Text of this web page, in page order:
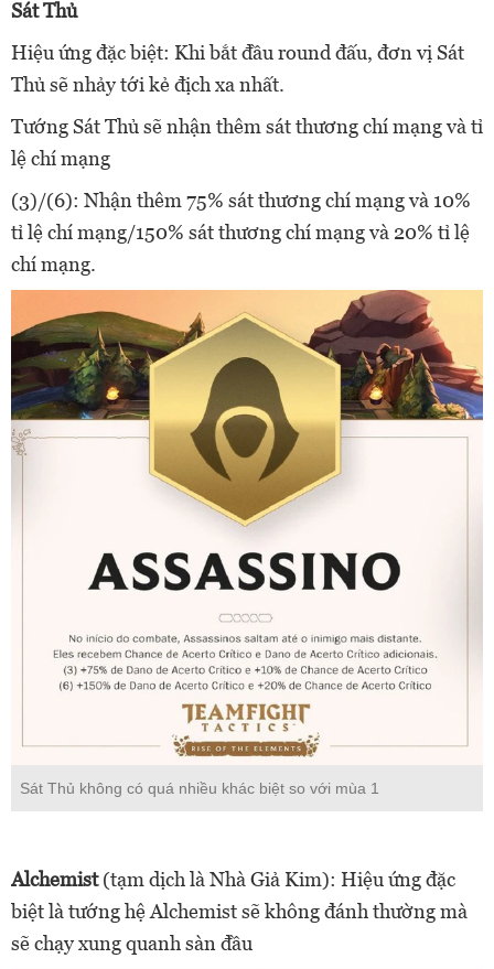
Sát Thủ
Hiệu ứng đặc biệt: Khi bắt đầu round đấu, đơn vị Sát
Thủ sẽ nhảy tới kẻ địch xa nhất.
Tướng Sát Thủ sẽ nhận thêm sát thương chí mạng và tỉ
lệ chí mạng
(3)/(6): Nhận thêm 75% sát thương chí mạng và 10%
tỉ lệ chí mạng/150% sát thương chí mạng và 20% tỉ lệ
chí mạng.
Sát Thủ không có quá nhiều khác biệt so với mùa 1
Alchemist(tạm dịch là Nhà Giả Kim): Hiệu ứng đặc
biệt là tướng hệ Alchemist sẽ không đánh thường mà
sẽ chạy xung quanh sàn đầu